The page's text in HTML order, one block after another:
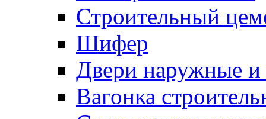
Строительный
Шифер
Двери наружные и
Вагонка